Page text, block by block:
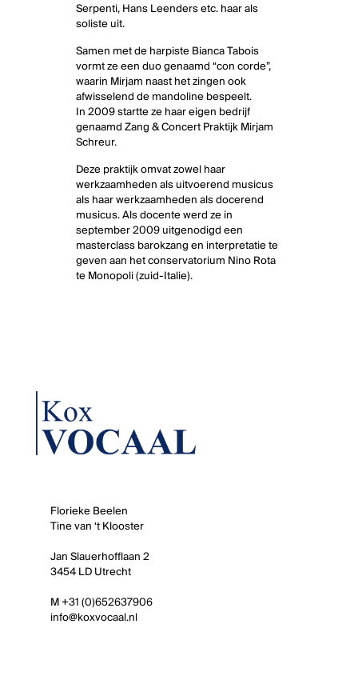
Serpenti, Hans Leenders etc. haar als
soliste uit.
Samen met de harpiste Bianca Tabois
vormt ze een duo genaamd “con corde”,
waarin Mirjam naast het zingen ook
afwisselend de mandoline bespeelt.
In 2009 startte ze haar eigen bedrijf
genaamd Zang & Concert Praktijk Mirjam
Schreur.
Deze praktijk omvat zowel haar
werkzaamheden als uitvoerend musicus
als haar werkzaamheden als docerend
musicus. Als docente werd ze in
september 2009 uitgenodigd een
masterclass barokzang en interpretatie te
geven aan het conservatorium Nino Rota
te Monopoli (zuid-Italie).
Florieke Beelen
Tine van ‘t Klooster
Jan Slauerhofflaan 2
3454 LD Utrecht
M +31 (0)652637906
info@koxvocaal.nl